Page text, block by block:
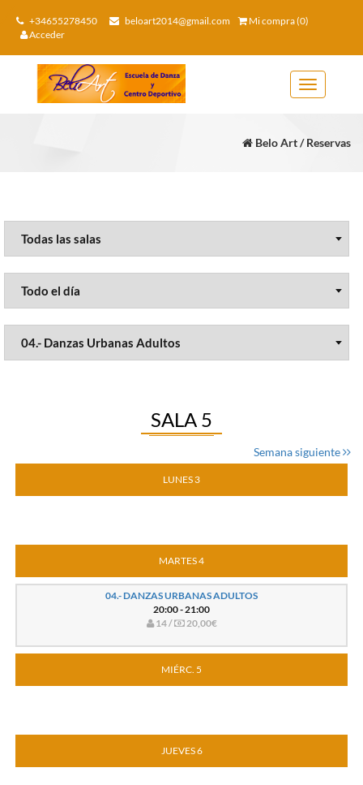
+34655278450 beloart2014@gmail.com
Mi compra (0)
Acceder
Toggle
navigation
Belo Art / Reservas
SALA 5
Semana siguiente
LUNES 3
MARTES 4
04.- DANZAS URBANAS ADULTOS
20:00 - 21:00
14 /
20,00€
MIÉRC. 5
JUEVES 6